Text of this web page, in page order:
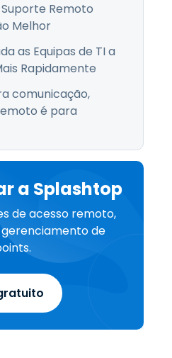
Remoto
Melhor
as Equipas de TI a
Rapidamente
comunicação,
é para
a Splashtop
de acesso remoto,
de